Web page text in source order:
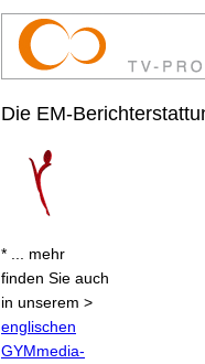
Die EM-
* ... mehr
finden Sie auch
in unserem >
englischen
GYMmedia-